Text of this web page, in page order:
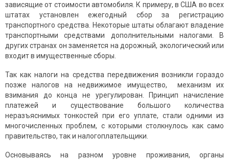
зависящие от стоимости автомобиля. К примеру, в США во всех
штатах установлен ежегодный сбор за регистрацию
транспортного средства. Некоторые штаты облагают владение
транспортными средствами дополнительными налогами. В
других странах он заменяется на дорожный, экологический или
входит в имущественные сборы.
Так как налоги на средства передвижения возникли гораздо
позже налогов на недвижимое имущество, механизм их
взимания до конца не урегулирован. Принцип начисление
платежей и существование большого количества
неразъяснимых тонкостей при его уплате, стали одними из
многочисленных проблем, с которыми столкнулось как само
правительство, так и налогоплательщики.
Основываясь на разном уровне проживания, органы